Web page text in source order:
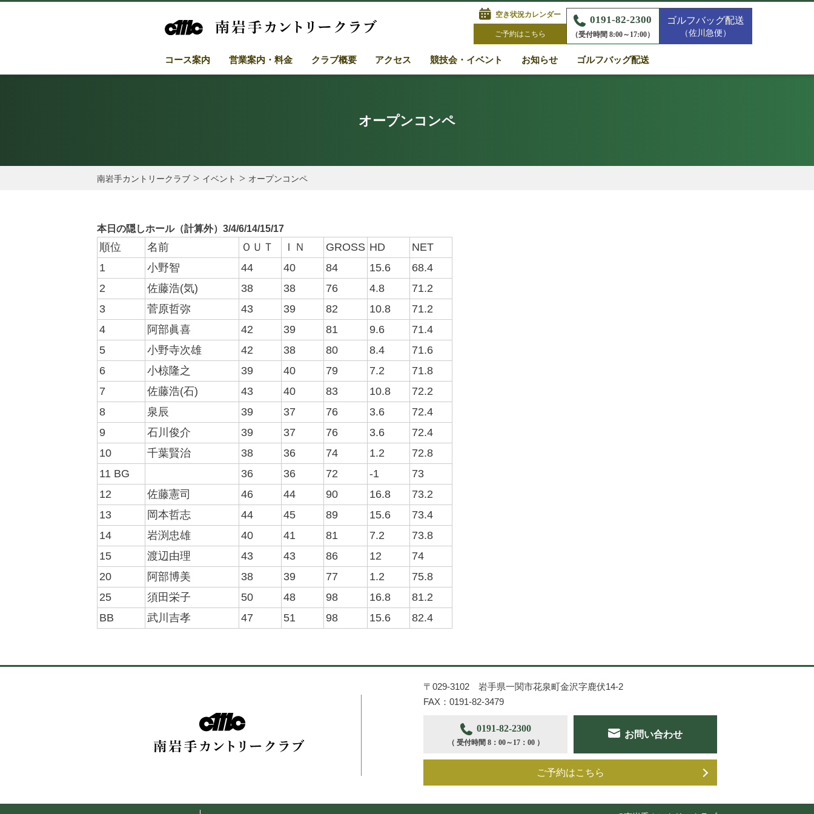
コース案内 営業案内・料金 クラブ概要 アクセス 競技会・イベント お知らせ ゴルフバッグ配送
空き状況カレンダー
ご予約はこちら
0191-82-2300
（受付時間 8:00～17:00）
ゴルフバッグ配送
（佐川急便）
オープンコンペ
南岩手カントリークラブ > イベント > オープンコンペ
本日の隠しホール（計算外） 3/4/6/14/15/17
順位 名前 ＯＵＴ ＩＮ GROSS HD
NET
1
小野智 44 40 84 15.6
68.4
2
佐藤浩(気) 38 38 76 4.8
71.2
3
菅原哲弥 43 39 82 10.8
71.2
4
阿部眞喜 42 39 81 9.6
71.4
5
小野寺次雄 42 38 80 8.4
71.6
6
小椋隆之 39 40 79 7.2
71.8
7
佐藤浩(石) 43 40 83 10.8
72.2
8
泉辰 39 37 76 3.6
72.4
9
石川俊介 39 37 76 3.6
72.4
10
千葉賢治 38 36 74 1.2
72.8
11 BG
36 36 72 -1
73
12
佐藤憲司 46 44 90 16.8
73.2
13
岡本哲志 44 45 89 15.6
73.4
14
岩渕忠雄 40 41 81 7.2
73.8
15
渡辺由理 43 43 86 12
74
20
阿部博美 38 39 77 1.2
75.8
25
須田栄子 50 48 98 16.8
81.2
BB
武川吉孝 47 51 98 15.6 82.4
〒029-3102 岩手県一関市花泉町金沢字鹿伏14-2
FAX：0191-82-3479
0191-82-2300
（ 受付時間 8：00～17：00 ）
お問い合わせ
ご予約はこちら